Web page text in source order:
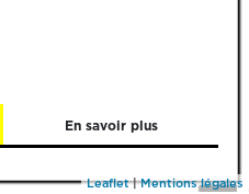
En savoir plus
Leaflet|Mentions légales